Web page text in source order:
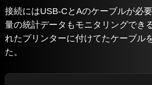
接続にはUSB-CとAのケーブルが必
量の統計データもモニタリングでき
れたプリンターに付けてたケーブル
た。